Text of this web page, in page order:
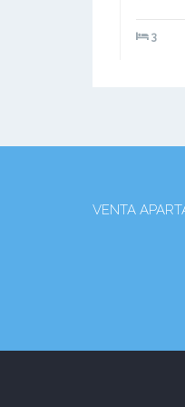
3
VENTA